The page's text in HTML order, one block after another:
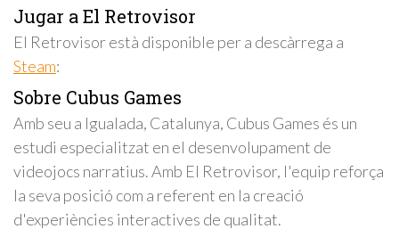
Jugar a El Retrovisor
El Retrovisor està disponible per a descàrrega a
Steam:
Sobre Cubus Games
Amb seu a Igualada, Catalunya, Cubus Games és un
estudi especialitzat en el desenvolupament de
videojocs narratius. Amb El Retrovisor, l'equip reforça
la seva posició com a referent en la creació
d'experiències interactives de qualitat.